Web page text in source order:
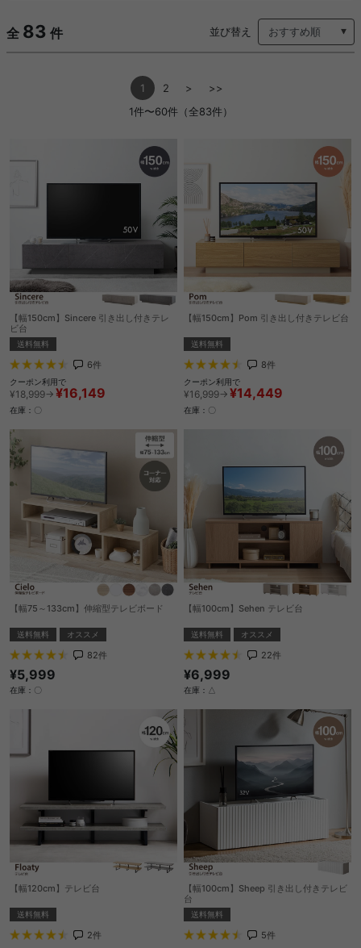
全 83 件 並び替え
1 2 >
>>
1件〜60件（全83件）
【幅150cm】Sincere 引き出し付きテレ
ビ台
送料無料
6件
クーポン利用で
¥18,999→ ¥16,149
在庫：〇
【幅150cm】Pom 引き出し付きテレビ台
送料無料
8件
クーポン利用で
¥16,999→ ¥14,449
在庫：〇
【幅75～133cm】伸縮型テレビボード
送料無料 オススメ
82件
¥5,999
在庫：〇
【幅100cm】Sehen テレビ台
送料無料 オススメ
22件
¥6,999
在庫：△
【幅120cm】テレビ台
送料無料
2件
【幅100cm】Sheep 引き出し付きテレビ
台
送料無料
5件